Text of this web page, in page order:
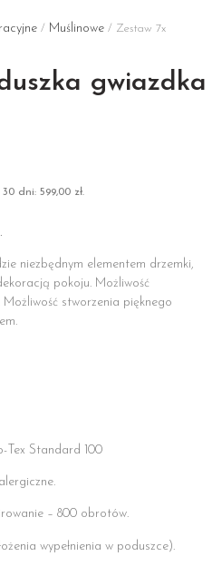
/ Muślinowe / Zestaw 7x
gwiazdka
dni: 599,00 zł.
niezbędnym elementem drzemki,
pokoju. Możliwość
stworzenia pięknego
Tex Standard 100
– 800 obrotów.
wypełnienia w poduszce).